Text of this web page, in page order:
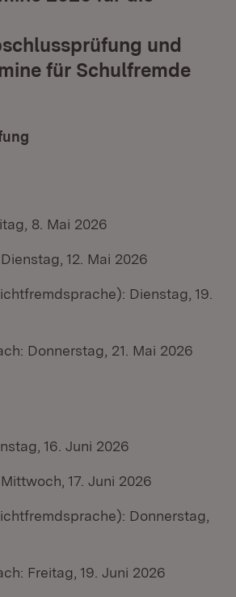
und
für Schulfremde
8. Mai 2026
12. Mai 2026
Dienstag, 19.
Donnerstag, 21. Mai 2026
16. Juni 2026
17. Juni 2026
Donnerstag,
Freitag, 19. Juni 2026